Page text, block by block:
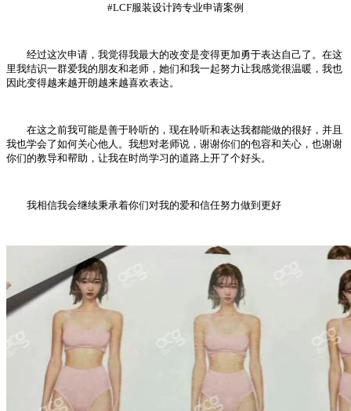
#LCF服装设计跨专业申请案例
经过这次申请，我觉得我最大的改变是变得更加勇于表达自己了。在这
里我结识一群爱我的朋友和老师，她们和我一起努力让我感觉很温暖，我也
因此变得越来越开朗越来越喜欢表达。
在这之前我可能是善于聆听的，现在聆听和表达我都能做的很好，并且
我也学会了如何关心他人。我想对老师说，谢谢你们的包容和关心，也谢谢
你们的教导和帮助，让我在时尚学习的道路上开了个好头。
我相信我会继续秉承着你们对我的爱和信任努力做到更好